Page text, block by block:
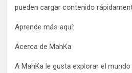
pueden cargar contenido
Aprende más aquí:
Acerca de MahKa
A MahKa le gusta explorar el